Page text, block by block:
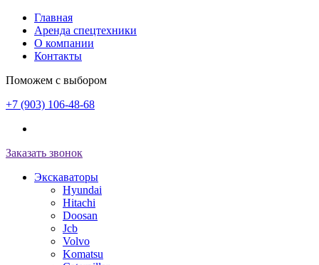
Главная
Аренда спецтехники
О компании
Контакты
Поможем с выбором
+7 (903) 106-48-68
Заказать звонок
Экскаваторы
Hyundai
Hitachi
Doosan
Jcb
Volvo
Komatsu